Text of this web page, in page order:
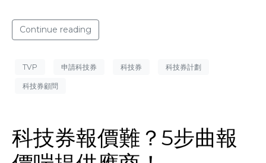
Continue reading
TVP 申請科技券 科技券 科技券計劃
科技券顧問
科技券報價難？5步曲報